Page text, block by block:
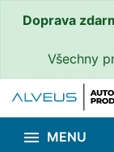
Doprava
Všechny
 MENU